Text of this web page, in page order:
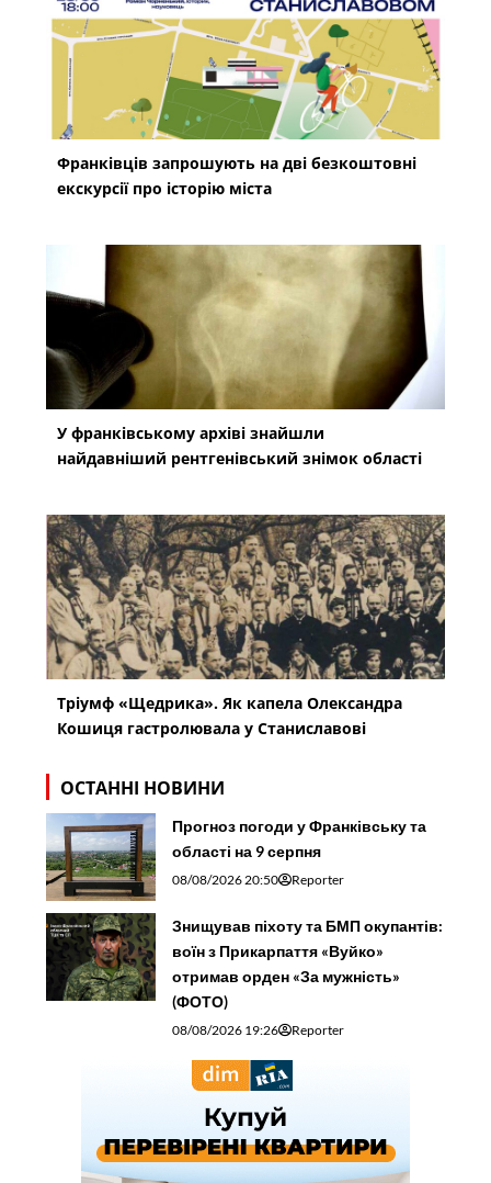
Франківців запрошують на дві безкоштовні
екскурсії про історію міста
У франківському архіві знайшли
найдавніший рентгенівський знімок області
Тріумф «Щедрика». Як капела Олександра
Кошиця гастролювала у Станиславові
ОСТАННІ НОВИНИ
Прогноз погоди у Франківську та
області на 9 серпня
08/08/2026 20:50 Reporter
Знищував піхоту та БМП окупантів:
воїн з Прикарпаття «Вуйко»
отримав орден «За мужність»
(ФОТО)
08/08/2026 19:26 Reporter